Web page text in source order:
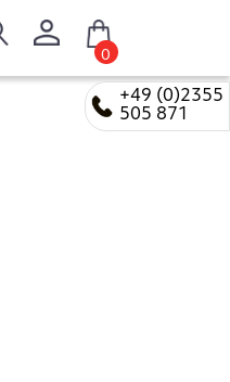
+49 (0)2355
505 871
0